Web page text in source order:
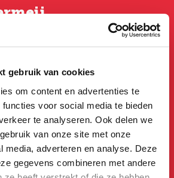
gebruik van cookies
om content en advertenties te
voor social media te bieden
te analyseren. Ook delen we
van onze site met onze
media, adverteren en analyse. Deze
gegevens combineren met andere
gedeeld.